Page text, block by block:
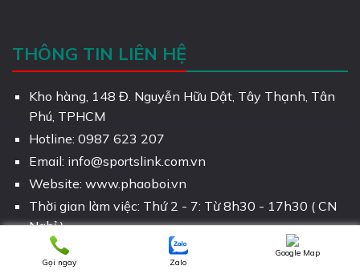
THÔNG TIN LIÊN HỆ
Kho hàng, 148 Đ. Nguyễn Hữu Dật, Tây Thạnh, Tân
Phú, TPHCM
Hotline: 0987 623 207
Email: info@sportslink.com.vn
Website: www.phaoboi.vn
Thời gian làm việc: Thứ 2 - 7: Từ 8h30 - 17h30 ( CN
Nghỉ )
Gọi ngay Zalo
Google Map